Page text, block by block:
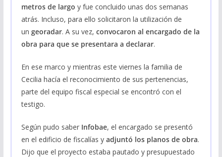
metros de largo y fue concluido unas dos semanas
atrás. Incluso, para ello solicitaron la utilización de
un georadar. A su vez, convocaron al encargado de la
obra para que se presentara a declarar.
En ese marco y mientras este viernes la familia de
Cecilia hacía el reconocimiento de sus pertenencias,
parte del equipo fiscal especial se encontró con el
testigo.
Según pudo saber Infobae, el encargado se presentó
en el edificio de fiscalías y adjuntó los planos de obra.
Dijo que el proyecto estaba pautado y presupuestado